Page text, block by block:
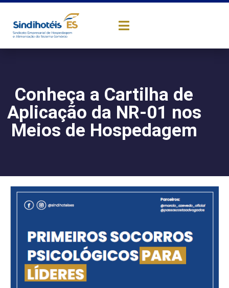
Conheça a Cartilha de
Aplicação da NR-01 nos
Meios de Hospedagem